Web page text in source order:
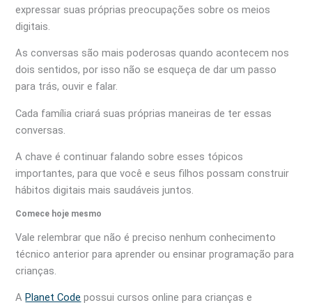
expressar suas próprias preocupações sobre os meios
digitais.
As conversas são mais poderosas quando acontecem nos
dois sentidos, por isso não se esqueça de dar um passo
para trás, ouvir e falar.
Cada família criará suas próprias maneiras de ter essas
conversas.
A chave é continuar falando sobre esses tópicos
importantes, para que você e seus filhos possam construir
hábitos digitais mais saudáveis juntos.
Comece hoje mesmo
Vale relembrar que não é preciso nenhum conhecimento
técnico anterior para aprender ou ensinar programação para
crianças.
APlanet Code possui cursos online para crianças e